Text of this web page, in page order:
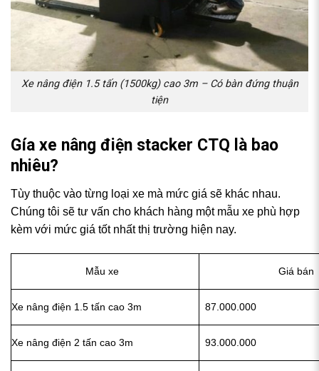
Xe nâng điện 1.5 tấn (1500kg) cao 3m – Có bàn đứng thuận
tiện
Gía xe nâng điện stacker CTQ là bao
nhiêu?
Tùy thuộc vào từng loại xe mà mức giá sẽ khác nhau.
Chúng tôi sẽ tư vấn cho khách hàng một mẫu xe phù hợp
kèm với mức giá tốt nhất thị trường hiện nay.
Mẫu xe Giá bán
Xe nâng điện 1.5 tấn cao 3m 87.000.000
Xe nâng điện 2 tấn cao 3m 93.000.000